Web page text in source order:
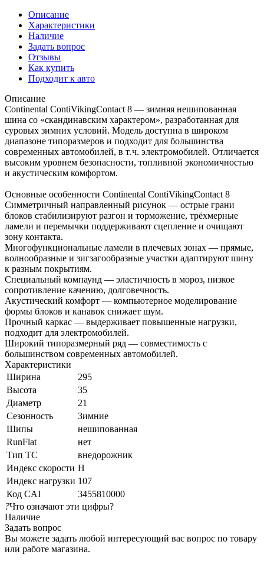
Описание
Характеристики
Наличие
Задать вопрос
Отзывы
Как купить
Подходит к авто
Описание
Continental ContiVikingContact 8 — зимняя нешипованная
шина со «скандинавским характером», разработанная для
суровых зимних условий. Модель доступна в широком
диапазоне типоразмеров и подходит для большинства
современных автомобилей, в т. ч. электромобилей. Отличается
высоким уровнем безопасности, топливной экономичностью
и акустическим комфортом.
Основные особенности Continental ContiVikingContact 8
Симметричный направленный рисунок — острые грани
блоков стабилизируют разгон и торможение, трёхмерные
ламели и перемычки поддерживают сцепление и очищают
зону контакта.
Многофункциональные ламели в плечевых зонах — прямые,
волнообразные и зигзагообразные участки адаптируют шину
к разным покрытиям.
Специальный компаунд — эластичность в мороз, низкое
сопротивление качению, долговечность.
Акустический комфорт — компьютерное моделирование
формы блоков и канавок снижает шум.
Прочный каркас — выдерживает повышенные нагрузки,
подходит для электромобилей.
Широкий типоразмерный ряд — совместимость с
большинством современных автомобилей.
Характеристики
Ширина
295
Высота
35
Диаметр
21
Сезонность
Зимние
Шипы
нешипованная
RunFlat
нет
Тип ТС
внедорожник
Индекс скорости H
Индекс нагрузки 107
Код CAI
3455810000
?Что означают эти цифры?
Наличие
Задать вопрос
Вы можете задать любой интересующий вас вопрос по товару
или работе магазина.